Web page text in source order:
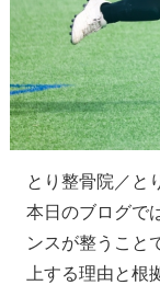
とり整骨院／と
本日のブログで
ンスが整うこと
上する理由と根